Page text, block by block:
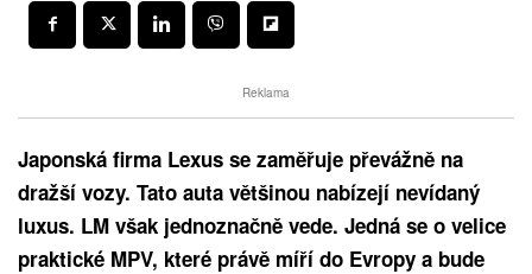
Reklama
Japonská firma Lexus se zaměřuje převážně na
dražší vozy. Tato auta většinou nabízejí nevídaný
luxus. LM však jednoznačně vede. Jedná se o velice
praktické MPV, které právě míří do Evropy a bude